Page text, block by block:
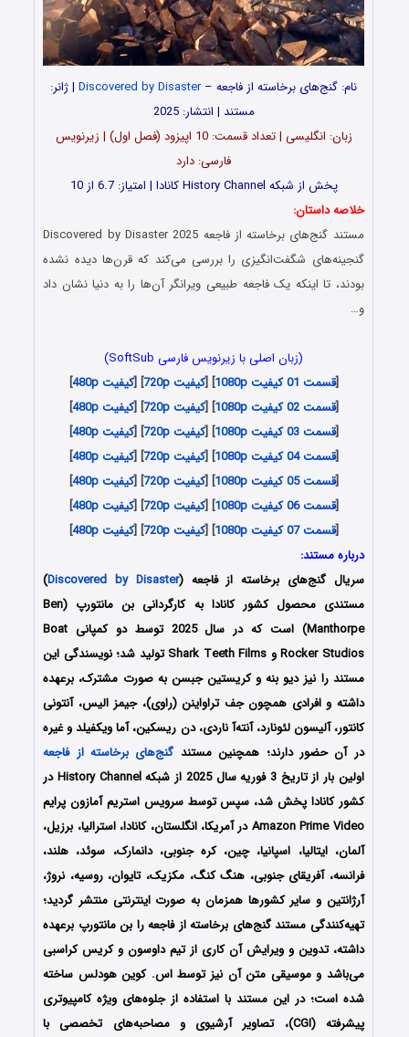
نام: گنج‌های برخاسته از فاجعه –Discovered by Disaster | ژانر:
مستند | انتشار: 2025
زبان: انگلیسی | تعداد قسمت‌‌‌‌: 10 اپیزود (فصل اول) | زیرنویس
فارسی: دارد
پخش از شبکه History Channel کانادا | امتیاز: 6.7 از 10
خلاصه داستان:
مستند گنج‌های برخاسته از فاجعه Discovered by Disaster 2025
گنجینه‌های شگفت‌انگیزی را بررسی می‌کند که قرن‌ها دیده نشده
بودند، تا اینکه یک فاجعه طبیعی ویرانگر آن‌ها را به دنیا نشان داد
و…
(زبان اصلی با زیرنویس فارسی SoftSub)
[قسمت 01 کیفیت 1080p ] [کیفیت 720p ] [کیفیت 480p
]
[قسمت 02 کیفیت 1080p ] [کیفیت 720p ] [کیفیت 480p
]
[قسمت 03 کیفیت 1080p ] [کیفیت 720p ] [کیفیت 480p
]
[قسمت 04 کیفیت 1080p ] [کیفیت 720p ] [کیفیت 480p
]
[قسمت 05 کیفیت 1080p ] [کیفیت 720p ] [کیفیت 480p
]
[قسمت 06 کیفیت 1080p ] [کیفیت 720p ] [کیفیت 480p
]
[قسمت 07 کیفیت 1080p ] [کیفیت 720p ] [کیفیت 480p
]
درباره مستند:
سریال گنج‌های برخاسته از فاجعه (Discovered by Disaster
)
مستندی محصول کشور کانادا به کارگردانی بن مانتورپ (Ben
Manthorpe) است که در سال 2025 توسط دو کمپانی Boat
Rocker Studios و Shark Teeth Films تولید شد؛ نویسندگی این
مستند را نیز دیو بنه و کریستین جبسن به صورت مشترک، برعهده
داشته و افرادی همچون جف تراواینن (راوی)، جیمز الیس، آنتونی
کانتور، آلیسون لئونارد، آنته‌آ ناردی، دن ریسکین، آما ویکفیلد و غیره
در آن حضور دارند؛ همچنین مستند گنج‌های برخاسته از فاجعه
اولین بار از تاریخ 3 فوریه سال 2025 از شبکه History Channel در
کشور کانادا پخش شد، سپس توسط سرویس استریم آمازون پرایم
Amazon Prime Video در آمریکا، انگلستان، کانادا، استرالیا، برزیل،
آلمان، ایتالیا، اسپانیا، چین، کره جنوبی، دانمارک، سوئد، هلند،
فرانسه، آفریقای جنوبی، هنگ کنگ، مکزیک، تایوان، روسیه، نروژ،
آرژانتین و سایر کشورها همزمان به صورت اینترنتی منتشر گردید؛
تهیه‌کنندگی مستند گنج‌های برخاسته از فاجعه را بن مانتورپ برعهده
داشته، تدوین و ویرایش آن کاری از تیم داوسون و کریس کراسبی
می‌باشد و موسیقی متن آن نیز توسط اس. کوین هودلس ساخته
شده است؛ در این مستند با استفاده از جلوه‌های ویژه کامپیوتری
پیشرفته (CGI)، تصاویر آرشیوی و مصاحبه‌های تخصصی با